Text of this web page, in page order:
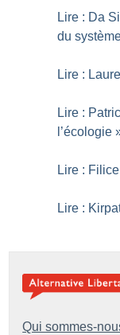
Lire : Da
du
Lire :
Lire :
l’écologie
Lire :
Lire :
Qui sommes-